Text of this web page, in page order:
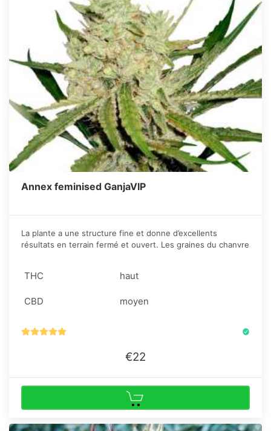
Annex feminised GanjaVIP
La plante a une structure fine et donne d’excellents
résultats en terrain fermé et ouvert. Les graines du chanvre
robustes.
THC haut
CBD moyen
€22